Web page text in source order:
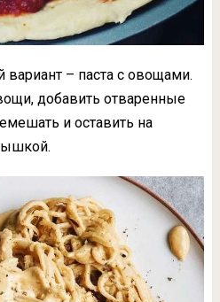
вариант – паста с овощами.
добавить отваренные
и оставить на